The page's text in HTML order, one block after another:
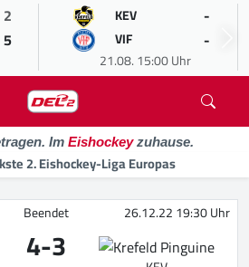
2
5
KEV -
VIF -
21.08. 15:00 Uhr
Im Eishockeyzuhause.
2. Eishockey-Liga Europas
Beendet 26.12.22 19:30 Uhr
4-3